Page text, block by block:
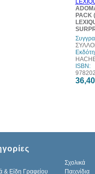
PACK
ISBN:
Σχολικά
& Είδη Γραφείου
Παιχνίδια